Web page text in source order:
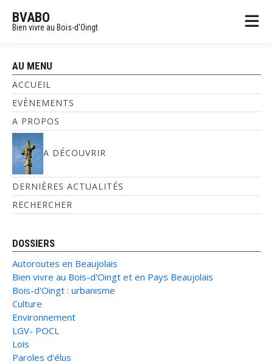
BVABO
Bien vivre au Bois-d'Oingt
AU MENU
ACCUEIL
EVÈNEMENTS
A PROPOS
A DÉCOUVRIR
DERNIÈRES ACTUALITÉS
RECHERCHER
DOSSIERS
Autoroutes en Beaujolais
Bien vivre au Bois-d'Oingt et en Pays Beaujolais
Bois-d'Oingt : urbanisme
Culture
Environnement
LGV- POCL
Lois
Paroles d'élus